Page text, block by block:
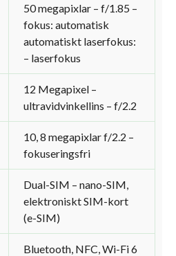
50 megapixlar – f/1.85 –
fokus: automatisk
automatiskt laserfokus:
– laserfokus
12 Megapixel –
ultravidvinkellins – f/2.2
10, 8 megapixlar f/2.2 –
fokuseringsfri
Dual-SIM – nano-SIM,
elektroniskt SIM-kort
(e-SIM)
Bluetooth, NFC, Wi-Fi 6